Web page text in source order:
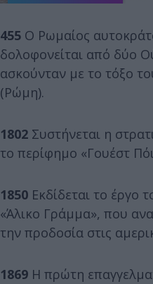
455 Ο Ρωμαίος
δολοφονείται από δύο
ασκούνταν με το τόξο
(Ρώμη).
1802 Συστήνεται η
το περίφημο «Γουέστ
1850 Εκδίδεται το έργο
«Άλικο Γράμμα», που
την προδοσία στις
1869 Η πρώτη